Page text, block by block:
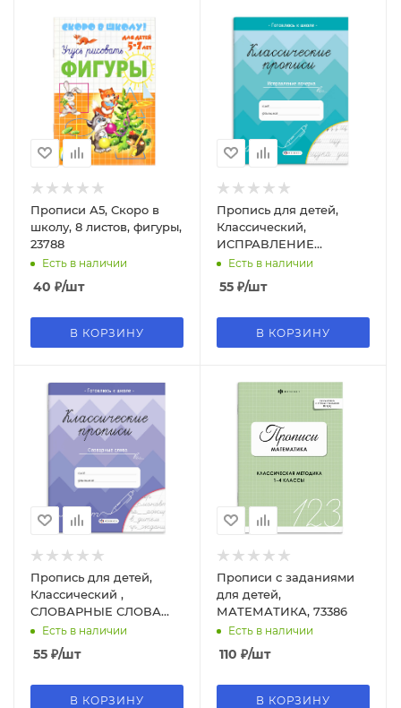
Прописи А5, Скоро в
школу, 8 листов, фигуры,
23788
Есть в наличии
40 ₽/шт
В КОРЗИНУ
Пропись для детей,
Классический,
ИСПРАВЛЕНИЕ
ПОЧЕРКА, 8л, обл-
краск.мелов,70128
Есть в наличии
55 ₽/шт
В КОРЗИНУ
Пропись для детей,
Классический ,
СЛОВАРНЫЕ СЛОВА
,165х205мм, 8л., обл.-
мелов.бум, 70129
Есть в наличии
55 ₽/шт
В КОРЗИНУ
Прописи с заданиями
для детей,
МАТЕМАТИКА, 73386
Есть в наличии
110 ₽/шт
В КОРЗИНУ